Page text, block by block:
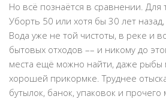
Но всё познаётся в сравнении. Для
Уборть 50 или хотя бы 30 лет
Вода уже не той чистоты, в реке и
бытовых отходов –– и никому до
места ещё можно найти, даже
хорошей прикормке. Труднее
бутылок, банок, упаковок и прочего